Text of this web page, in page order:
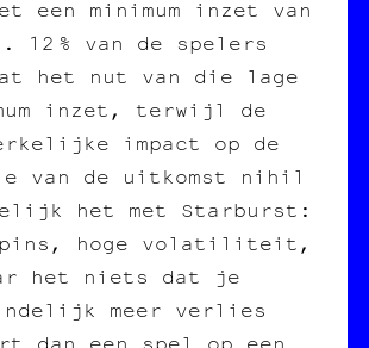
een minimum inzet van
12 % van de spelers
het nut van die lage
inzet, terwijl de
impact op de
van de uitkomst nihil
het met Starburst:
hoge volatiliteit,
het niets dat je
meer verlies
dan een spel op een